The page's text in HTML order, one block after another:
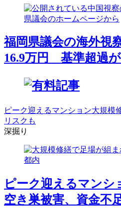
福岡県議会の海外視
16.9万円 基準超過
ピーク迎えるマンション大規
リスクも
深掘り
ピーク迎えるマン
空き巣被害、資金不